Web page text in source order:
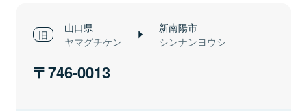
山口県
ヤマグチケン
新南陽市
シンナンヨウシ
746-0013